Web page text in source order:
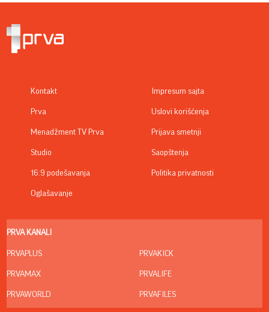
Kontakt
Prva
Menadžment TV Prva
Studio
16:9 podešavanja
Oglašavanje
Impresum sajta
Uslovi korišćenja
Prijava smetnji
Saopštenja
Politika privatnosti
PRVA KANALI
PRVAPLUS
PRVAMAX
PRVAWORLD
PRVAKICK
PRVALIFE
PRVAFILES